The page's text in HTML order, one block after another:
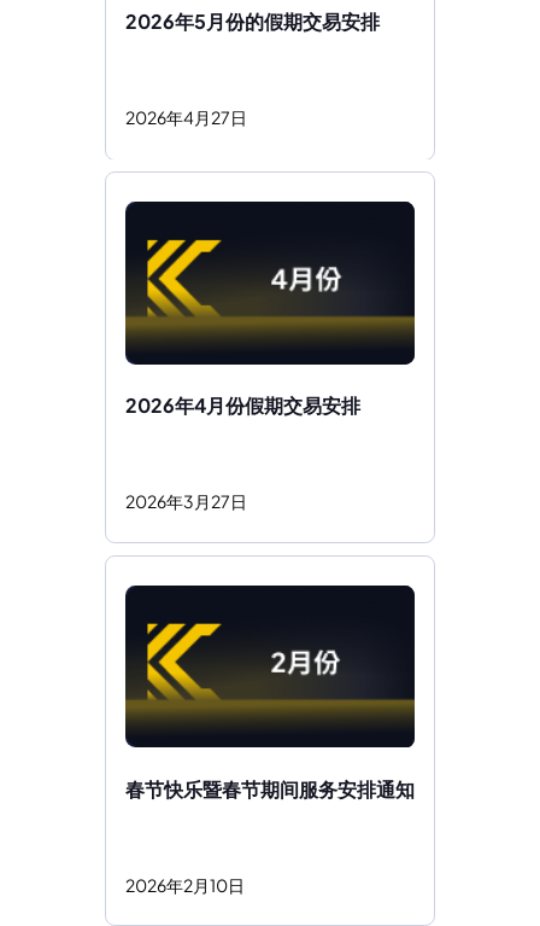
2026年5月份的假期交易安排
2026年4月 27日
2026年4月份假期交易安排
2026年3 月 27日
春节快乐暨春节期间服务安排通知
2026年2月10日